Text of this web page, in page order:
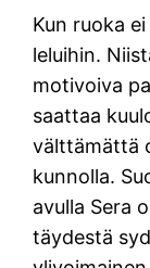
Kun ruoka
leluihin.
motivoiva
saattaa
välttämättä
kunnolla.
avulla Sera
täydestä